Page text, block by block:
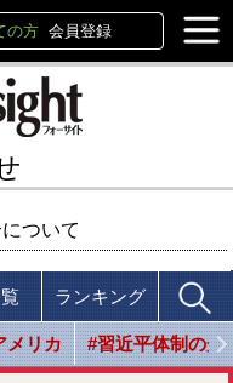
の方 会員登録
ついて
ランキング
メリカ #習近平体制の光